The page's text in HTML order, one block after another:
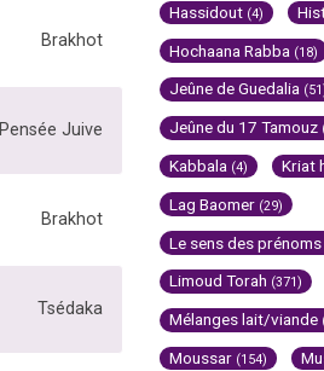
Brakhot
Pensée Juive
Brakhot
Tsédaka
Hassidout (4)
Hochaana Rabba (18)
Jeûne de Guedalia
Jeûne du 17 Tamouz
Kabbala (4) Kriat
Lag Baomer (29)
Le sens des
Limoud Torah (371)
Mélanges lait/viande
Moussar (154)